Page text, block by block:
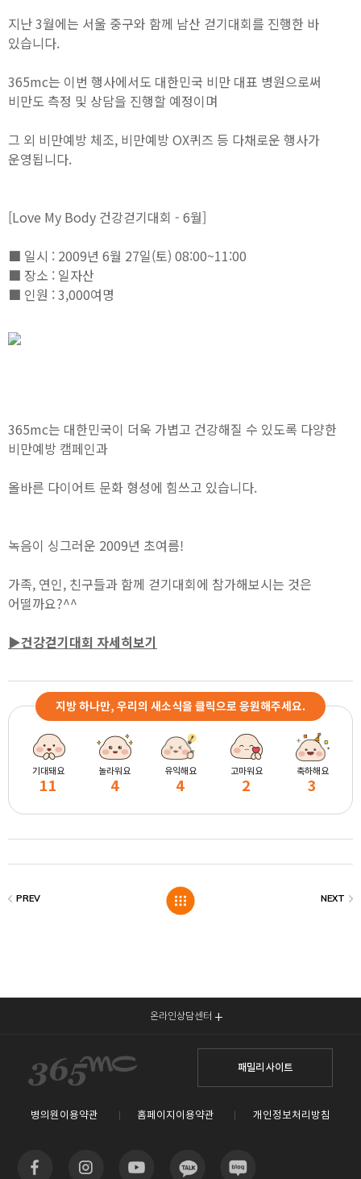
지난 3월에는 서울 중구와 함께 남산 걷기대회를 진행한 바
있습니다.
365mc는 이번 행사에서도 대한민국 비만 대표 병원으로써
비만도 측정 및 상담을 진행할 예정이며
그 외 비만예방 체조, 비만예방 OX퀴즈 등 다채로운 행사가
운영됩니다.
[Love My Body 건강걷기대회 - 6월]
■ 일시 : 2009년 6월 27일(토) 08:00~11:00
■ 장소 : 일자산
■ 인원 : 3,000여명
365mc는 대한민국이 더욱 가볍고 건강해질 수 있도록 다양한
비만예방 캠페인과
올바른 다이어트 문화 형성에 힘쓰고 있습니다.
녹음이 싱그러운 2009년 초여름!
가족, 연인, 친구들과 함께 걷기대회에 참가해보시는 것은
어떨까요?^^
▶건강걷기대회 자세히보기
지방 하나만, 우리의 새소식을 클릭으로 응원해주세요.
기대돼요
11
놀라워요
4
유익해요
4
고마워요
2
축하해요
3
온라인상담센터
패밀리 사이트
병의원이용약관 홈페이지이용약관 개인정보처리방침